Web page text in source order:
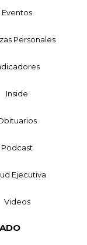
Eventos
Personales
Inside
Podcast
Ejecutiva
Videos